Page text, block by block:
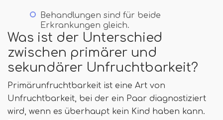
Behandlungen sind für beide
Erkrankungen gleich.
Was ist der Unterschied
zwischen primärer und
sekundärer Unfruchtbarkeit?
Primärunfruchtbarkeit ist eine Art von
Unfruchtbarkeit, bei der ein Paar diagnostiziert
wird, wenn es überhaupt kein Kind haben kann.